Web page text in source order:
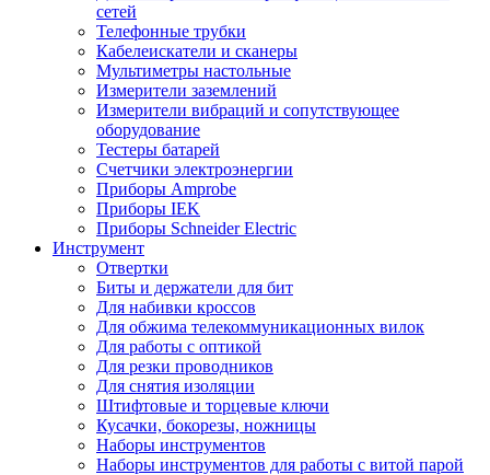
сетей
Телефонные трубки
Кабелеискатели и сканеры
Мультиметры настольные
Измерители заземлений
Измерители вибраций и сопутствующее
оборудование
Тестеры батарей
Счетчики электроэнергии
Приборы Amprobe
Приборы IEK
Приборы Schneider Electric
Инструмент
Отвертки
Биты и держатели для бит
Для набивки кроссов
Для обжима телекоммуникационных вилок
Для работы с оптикой
Для резки проводников
Для снятия изоляции
Штифтовые и торцевые ключи
Кусачки, бокорезы, ножницы
Наборы инструментов
Наборы инструментов для работы с витой парой